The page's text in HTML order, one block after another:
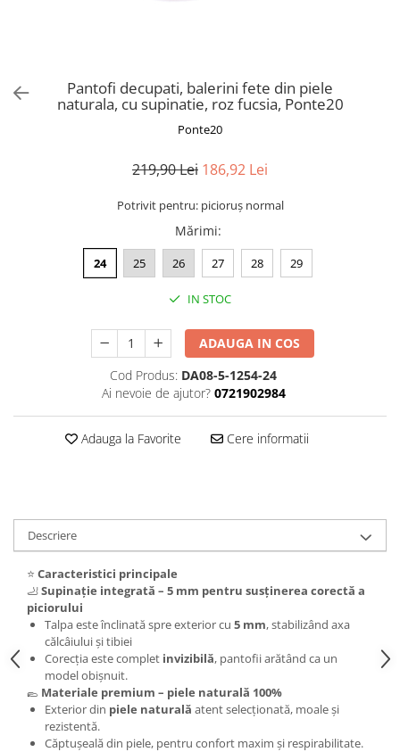
Pantofi decupati, balerini fete din piele
naturala, cu supinatie, roz fucsia, Ponte20
Ponte20
219,90 Lei 186,92 Lei
Potrivit pentru: picioruș normal
Mărimi:
24 25 26 27 28 29
IN STOC
ADAUGA IN COS
Cod Produs: DA08-5-1254-24
Ai nevoie de ajutor? 0721902984
Adauga la Favorite Cere informatii
Descriere
⭐ Caracteristici principale
🦶Supinație integrată – 5 mm pentru susținerea corectă a
piciorului
Talpa este înclinată spre exterior cu 5 mm, stabilizând axa
călcâiului și tibiei
Corecția este complet invizibilă, pantofii arătând ca un
model obișnuit.
🥿 Materiale premium – piele naturală 100%
Exterior din piele naturală atent selecționată, moale și
rezistentă.
Căptușeală din piele, pentru confort maxim și respirabilitate.